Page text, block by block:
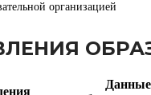
организацией
Данные